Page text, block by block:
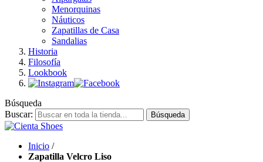
Menorquinas
Náuticos
Zapatillas de Casa
Sandalias
Historia
Filosofía
Lookbook
Búsqueda
Buscar:
Búsqueda
Inicio /
Zapatilla Velcro Liso